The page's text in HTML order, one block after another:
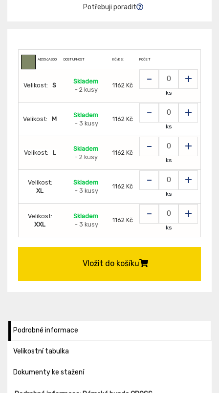
Potřebuji poradit
AD556A300 DOSTUPNOST KČ/KS: POČET
Velikost: S
Skladem
- 2 kusy
1162 Kč - +
ks
Velikost: M
Skladem
- 3 kusy
1162 Kč - +
ks
Velikost: L
Skladem
- 2 kusy
1162 Kč - +
ks
Velikost:
XL
Skladem
- 3 kusy
1162 Kč - +
ks
Velikost:
XXL
Skladem
- 3 kusy
1162 Kč - +
ks
Vložit do košíku
Podrobné informace
Velikostní tabulka
Dokumenty ke stažení